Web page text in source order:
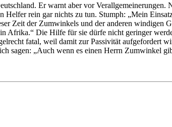
Er warnt aber vor Verallgemeinerungen.
Helfer rein gar nichts zu tun. Stumph: „Mein
Zeit der Zumwinkels und der anderen windigen
Afrika.“ Die Hilfe für sie dürfe nicht geringer
fatal, weil damit zur Passivität aufgefordert
sagen: „Auch wenn es einen Herrn Zumwinkel